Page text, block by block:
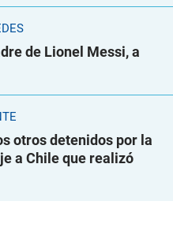
de Lionel Messi, a
otros detenidos por la
a Chile que realizó